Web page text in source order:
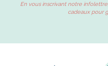
En vous inscrivant notre
cadeaux pour